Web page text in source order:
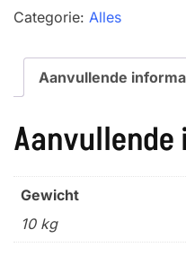
Categorie: Alles
Aanvullende
Gewicht
10 kg